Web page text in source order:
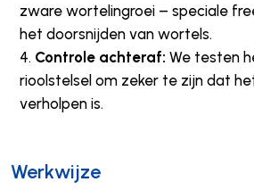
zware wortelingroei – speciale
het doorsnijden van wortels.
Controle achteraf: We testen
rioolstelsel om zeker te zijn dat
verholpen is.
Werkwijze